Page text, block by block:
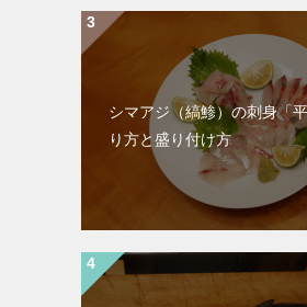
シマアジ（縞鯵）の刺身「
り方と盛り付け方